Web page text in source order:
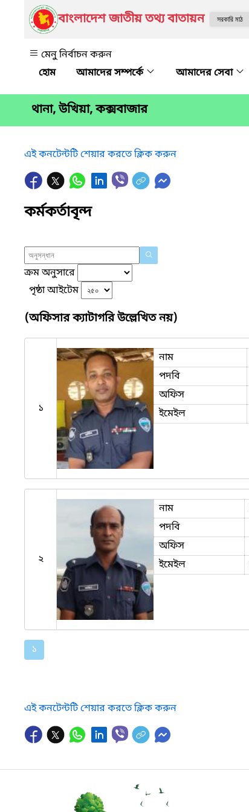
বাংলাদেশ জাতীয় তথ্য বাতায়ন
মেনু নির্বাচন করুন
আমাদের সম্পর্কে
আমাদের সেবা
থানা, উখিয়া, কক্সবাজার
এই কনটেন্টটি শেয়ার করতে ক্লিক করুন
কর্মকর্তাবৃন্দ
ক্রম অনুসারে
পৃষ্ঠা আইটেম
(অফিসার ক্যাটাগরি উল্লেখিত নয়)
১
নাম
পদবি
অফিস
ইমেইল
২
নাম
পদবি
অফিস
ইমেইল
১
এই কনটেন্টটি শেয়ার করতে ক্লিক করুন